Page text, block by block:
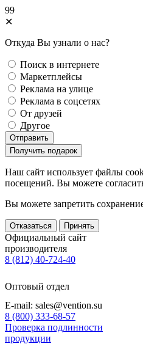
99
✕
Откуда Вы узнали о нас?
Поиск в интернете
Маркетплейсы
Реклама на улице
Реклама в соцсетях
От друзей
Другое
Отправить
Получить подарок
Наш сайт использует файлы
посещений. Вы можете
Вы можете запретить
Отказаться Принять
Официальный сайт
производителя
8 (812) 40-724-40
Оптовый отдел
E-mail: sales@vention.su
8 (800) 333-68-57
Проверка подлинности
продукции